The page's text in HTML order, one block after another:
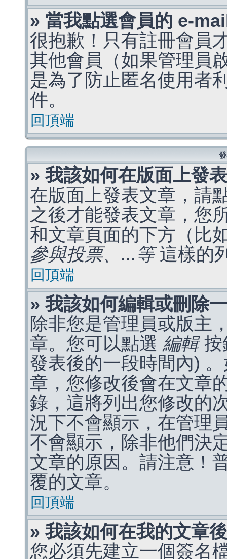
» 當我點選會員的 e-
很抱歉！只有註冊會員
其他會員（如果管理員
是為了防止匿名使用者
件。
回頂端
» 我該如何在版面上發
在版面上發表文章，請
之後才能發表文章，您
和文章頁面的下方（比
參與投票、...等這樣的
回頂端
» 我該如何編輯或刪除
除非您是管理員或版主
章。您可以點選 編輯按
發表後的一段時間內)
章，您修改後會在文章
錄，這將列出您修改的
況下不會顯示，在管理
不會顯示，除非他們決
文章的原因。請注意！
覆的文章。
回頂端
» 我該如何在我的文章
您必須先建立一個簽名